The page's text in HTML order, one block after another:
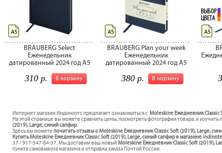
BRAUBERG Select
Еженедельник
датированный 2024 год А5
В корзину
310 р.
А5
BRAUBERG Plan your week
Еженедельник
датированный 2024 год А5
В корзину
380 р.
А5 А5
Интернет магазин Индиноутс предлагает ознакомиться с Moleskine Ежедневник Classic
На этой странице вы можете сравнить цены, посмотреть фотографии товара, и
(2019), Large, синий сапфир.
Здесь вы можете почитать отзывы о Moleskine Ежедневник Classic Soft (2019), Large,
Купить Moleskine Ежедневник Classic Soft (2019), Large, синий сапфир в магазине
37 / 917-547-84-37. Мы доставим ваш новыйMoleskine Ежедневник Classic Soft (2019),
пункта самовывоза магазина и отправка заказа Почтой России.